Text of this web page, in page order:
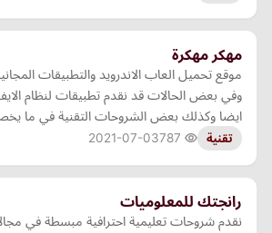
مهكر مهكرة
موقع تحميل العاب الاندرويد والتطبيقات
وفي بعض الحالات قد نقدم تطبيقات لنظام
ايضا وكذلك بعض الشروحات التقنية في ما يخص
تقنية 2021-07-03
رانجتك للمعلوميات
نقدم شروحات تعليمية احترافية مبسطة في